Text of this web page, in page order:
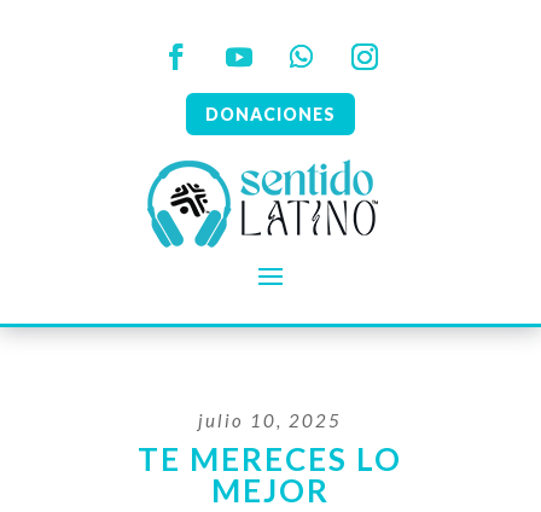
DONACIONES
julio 10, 2025
TE MERECES LO
MEJOR